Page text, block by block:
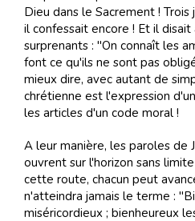
Dieu dans le Sacrement !
il confessait encore ! Et il
surprenants : "On connaît les
font ce qu'ils ne sont pas
mieux dire, avec autant de
chrétienne est l'expression
les articles d'un code moral !
A leur manière, les paroles de
ouvrent sur l'horizon sans
cette route, chacun peut
n'atteindra jamais le terme :
miséricordieux ; bienheureux